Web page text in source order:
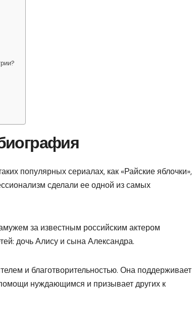
популярных сериалах, как «Райские яблочки»,
сделали ее одной из самых
за известным российским актером
дочь Алису и сына Александра.
и благотворительностью. Она поддерживает
нуждающимся и призывает других к